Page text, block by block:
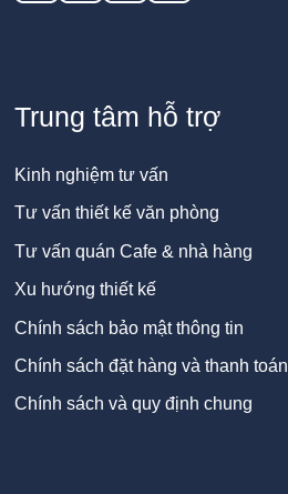
Trung tâm hỗ trợ
Kinh nghiệm tư vấn
Tư vấn thiết kế văn phòng
Tư vấn quán Cafe & nhà hàng
Xu hướng thiết kế
Chính sách bảo mật thông tin
Chính sách đặt hàng và thanh toán
Chính sách và quy định chung